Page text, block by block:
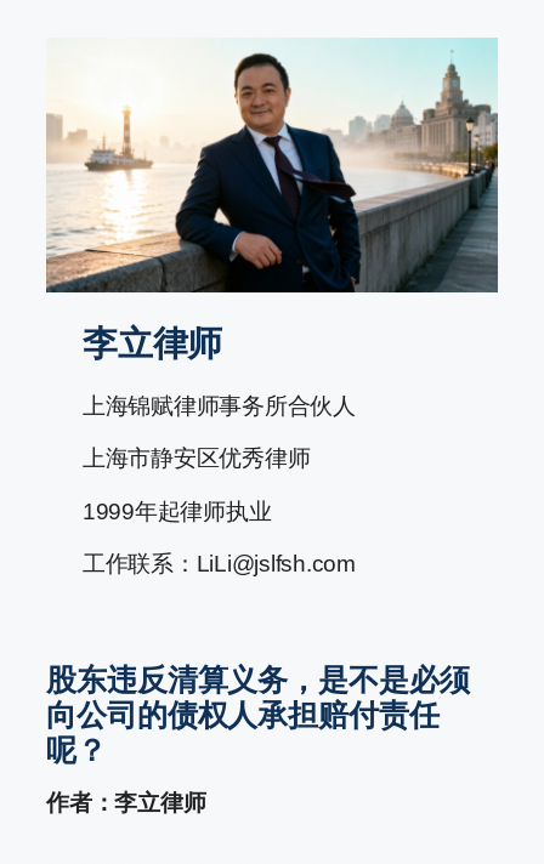
李立律师
上海锦赋律师事务所合伙人
上海市静安区优秀律师
1999年起律师执业
工作联系：LiLi@jslfsh.com
股东违反清算义务，是不是必须
向公司的债权人承担赔付责任
呢？
作者：李立律师